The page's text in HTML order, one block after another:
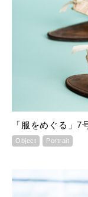
「服をめぐる」7
Object Portrait